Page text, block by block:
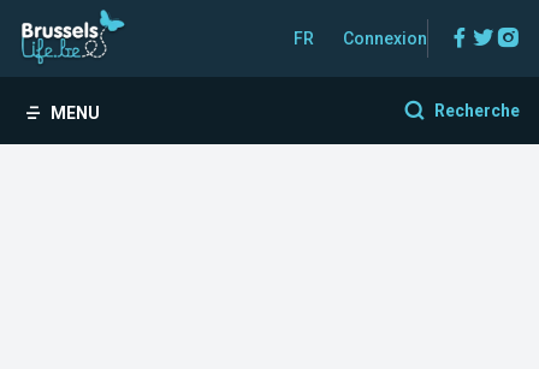
FR Connexion
MENU Recherche